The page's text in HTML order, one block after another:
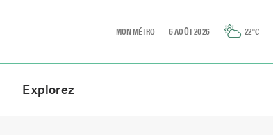
MON MÉTRO 6 AOÛT 2026 22°C
Explorez